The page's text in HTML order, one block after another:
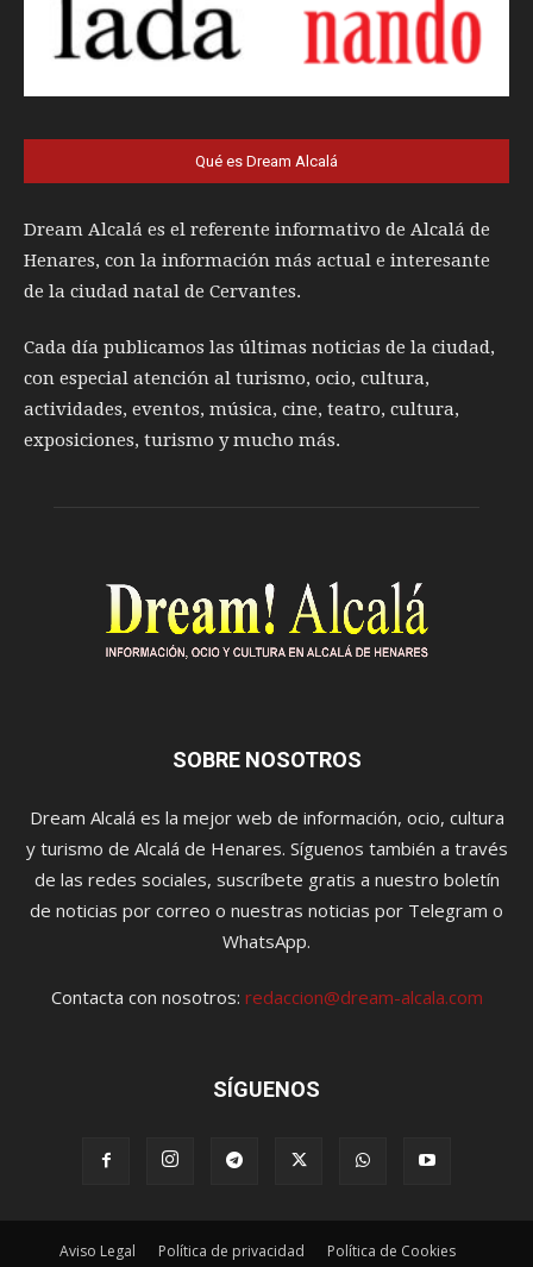
Qué es Dream Alcalá
Dream Alcalá es el referente informativo de Alcalá de
Henares, con la información más actual e interesante
de la ciudad natal de Cervantes.
Cada día publicamos las últimas noticias de la ciudad,
con especial atención al turismo, ocio, cultura,
actividades, eventos, música, cine, teatro, cultura,
exposiciones, turismo y mucho más.
SOBRE NOSOTROS
Dream Alcalá es la mejor web de información, ocio, cultura
y turismo de Alcalá de Henares. Síguenos también a través
de las redes sociales, suscríbete gratis a nuestro boletín
de noticias por correo o nuestras noticias por Telegram o
WhatsApp.
Contacta con nosotros: redaccion@dream-alcala.com
SÍGUENOS
Aviso Legal Política de privacidad Política de Cookies